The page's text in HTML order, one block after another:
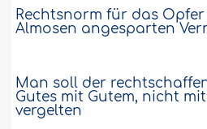
Rechtsnorm für das
Almosen angesparten
Man soll der
Gutes mit Gutem, nicht
vergelten